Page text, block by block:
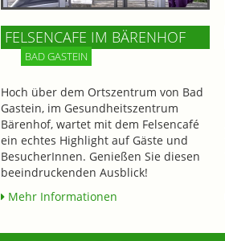
FELSENCAFE IM BÄRENHOF
BAD GASTEIN
Hoch über dem Ortszentrum von Bad
Gastein, im Gesundheitszentrum
Bärenhof, wartet mit dem Felsencafé
ein echtes Highlight auf Gäste und
BesucherInnen. Genießen Sie diesen
beeindruckenden Ausblick!
Mehr Informationen